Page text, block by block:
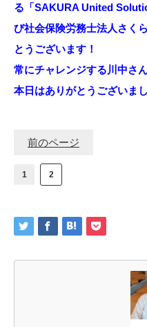
る「SAKURA United
び社会保険労務士法人さく
とうございます！
常にチャレンジする川中さ
本日はありがとうございまし
前のページ
1 2